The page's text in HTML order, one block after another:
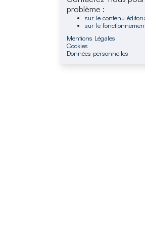
problème :
sur le contenu
sur le
Mentions Légales
Cookies
Données personnelles